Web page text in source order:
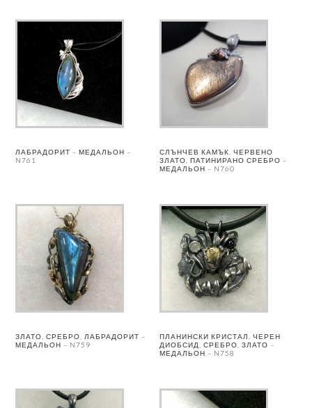
ЛАБРАДОРИТ – МЕДАЛЬОН –
N761
СЛЪНЧЕВ КАМЪК, ЧЕРВЕНО
ЗЛАТО, ПАТИНИРАНО СРЕБРО –
МЕДАЛЬОН – N760
ЗЛАТО, СРЕБРО, ЛАБРАДОРИТ –
МЕДАЛЬОН – N759
ПЛАНИНСКИ КРИСТАЛ, ЧЕРЕН
ДИОБСИД, СРЕБРО, ЗЛАТО –
МЕДАЛЬОН – N758